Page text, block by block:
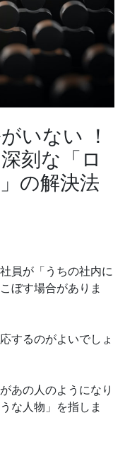
いない ！
刻な「ロ
の解決法
員が「うちの社内に
ぼす場合がありま
するのがよいでしょ
あの人のようになり
な人物」を指しま